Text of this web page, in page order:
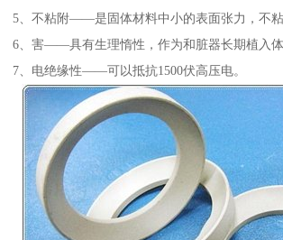
5、不粘附——是固体材料中小的表面张力，不粘
6、害——具有生理惰性，作为和脏器长期植入体
7、电绝缘性——可以抵抗1500伏高压电。